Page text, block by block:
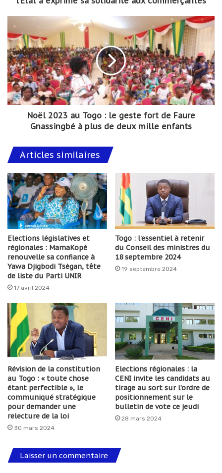
Noël 2023 au Togo : le geste fort de Faure
Gnassingbé à plus de deux mille enfants
Articles similaires
Elections législatives et
régionales : MamaKopé
renouvelle sa confiance à
Yawa Djigbodi Tsègan, tête
de liste du Parti UNIR
17 avril 2024
Togo : l’essentiel à retenir
du Conseil des ministres du
18 septembre 2024
19 septembre 2024
Révision de la constitution
au Togo : « toute chose
étant perfectible », le
communiqué stratégique
pour demander une
relecture de la loi
30 mars 2024
Elections régionales : la
CENI invite les candidats au
tirage au sort sur l’ordre de
positionnement sur le
bulletin de vote ce jeudi
28 mars 2024
Laisser un commentaire